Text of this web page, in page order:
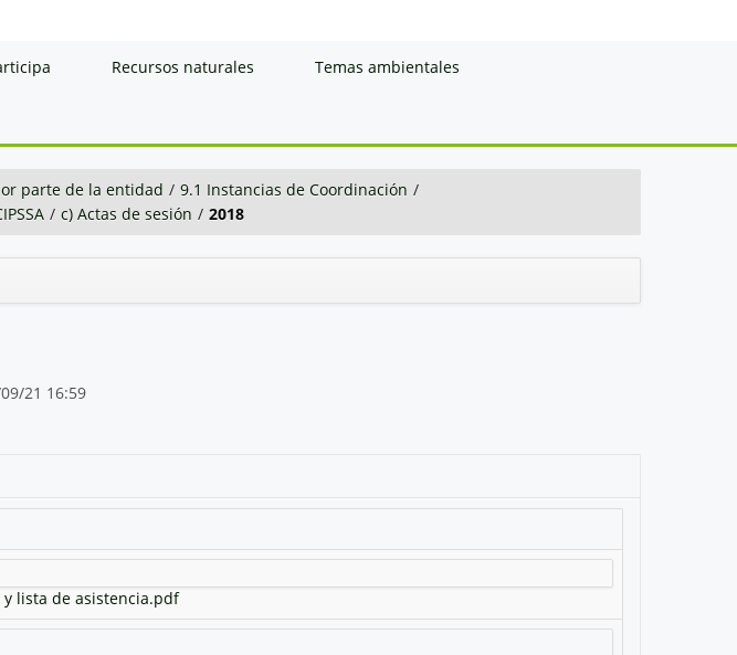
Recursos naturales Temas ambientales
parte de la entidad / 9.1 Instancias de Coordinación /
/ c) Actas de sesión / 2018
21 16:59
y lista de asistencia.pdf